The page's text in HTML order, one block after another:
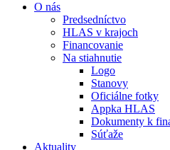
O nás
Predsedníctvo
HLAS v krajoch
Financovanie
Na stiahnutie
Logo
Stanovy
Oficiálne fotky
Appka HLAS
Dokumenty k
Súťaže
Aktuality